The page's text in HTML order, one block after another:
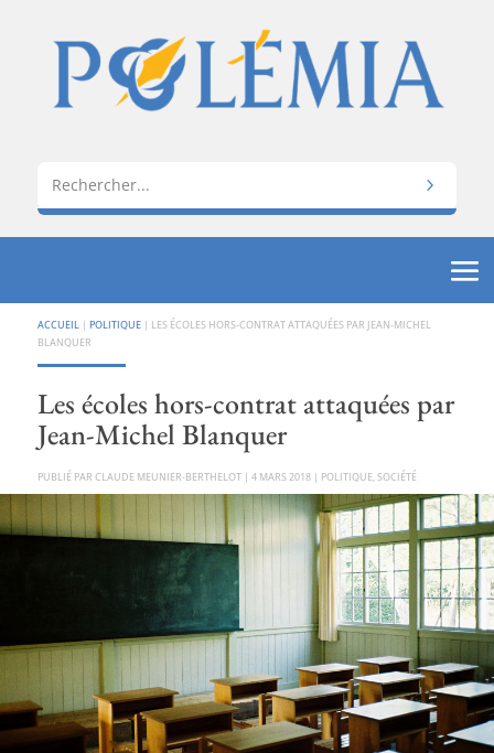
ACCUEIL | POLITIQUE| LES ÉCOLES HORS-CONTRAT ATTAQUÉES PAR JEAN-MICHEL
BLANQUER
Les écoles hors-contrat attaquées par
Jean-Michel Blanquer
PAR CLAUDE MEUNIER-BERTHELOT| 4 MARS 2018| POLITIQUE, SOCIÉTÉ